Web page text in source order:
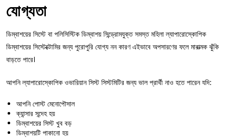
যোগ্যতা
ডিম্বাশয়ের সিস্টে বা পলিসিস্টিক ডিম্বাশয় সিন্ড্রোমযুক্ত সমস্ত মহিলা ল্যাপারোস্কোপিক
ডিম্বাশয়ের সিস্টেক্টোমির জন্য পুরোপুরি যোগ্য নন কারণ এইভাবে অপসারণের ফলে মারাত্মক ঝুঁকি
বাড়তে পারে।
আপনি ল্যাপারোস্কোপিক ওভারিয়ান সিস্ট সিস্টমিটির জন্য ভাল প্রার্থী নাও হতে পারেন যদি:
আপনি পোস্ট মেনোপৌসাল
ক্যান্সার সন্দেহ হয়
ডিম্বাশয়ের সিস্ট খুব বড়
ডিম্বাশয়টি পাকানো হয়